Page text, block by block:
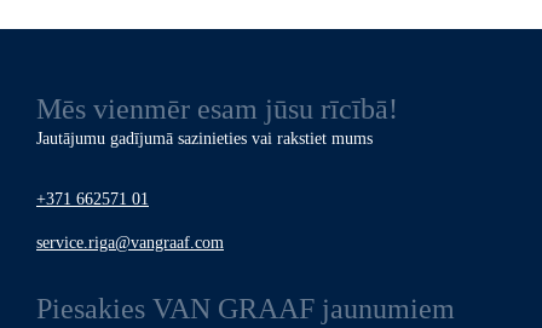
Mēs vienmēr esam jūsu rīcībā!
Jautājumu gadījumā sazinieties vai rakstiet mums
+371 662571 01
service.riga@vangraaf.com
Piesakies VAN GRAAF jaunumiem